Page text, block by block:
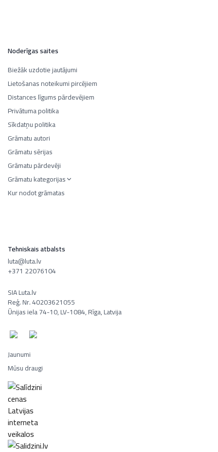
Noderīgas saites
Biežāk uzdotie jautājumi
Lietošanas noteikumi pircējiem
Distances līgums pārdevējiem
Privātuma politika
Sīkdatņu politika
Grāmatu autori
Grāmatu sērijas
Grāmatu pārdevēji
Grāmatu kategorijas
Kur nodot grāmatas
Tehniskais atbalsts
luta@luta.lv
+371 22076104
SIA Luta.lv
Reģ. Nr. 40203621055
Ūnijas iela 74-10, LV-1084, Rīga, Latvija
Jaunumi
Mūsu draugi